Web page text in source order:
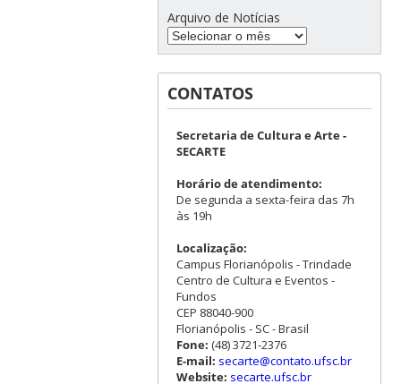
Arquivo de Notícias
CONTATOS
Secretaria de Cultura e Arte -
SECARTE
Horário de atendimento:
De segunda a sexta-feira das 7h
às 19h
Localização:
Campus Florianópolis - Trindade
Centro de Cultura e Eventos -
Fundos
CEP 88040-900
Florianópolis - SC - Brasil
Fone: (48) 3721-2376
E-mail: secarte@contato.ufsc.br
Website: secarte.ufsc.br